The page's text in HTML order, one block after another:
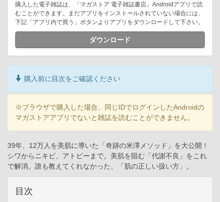
購入した電子雑誌は、「マガストア 電子雑誌書店」Androidアプリで読
むことができます。まだアプリをインストールされていない場合には、
下記「アプリ内で買う」ボタンよりアプリをダウンロードして下さい。
ダウンロード
購入前に目次をご確認ください
※ブラウザで購入した場合、同じIDでログインしたAndroidの
マガストアアプリでないと雑誌を読むことができません。
39年、12万人を美肌に導いた「奇跡の米澤メソッド」を大公開！
シワからニキビ、アトピーまで。美肌を阻む「代謝不良」をこれ
で解消。誰も教えてくれなかった、「肌の正しい扱い方」。
目次